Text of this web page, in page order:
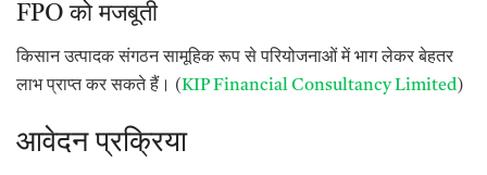
FPO को मजबूती
किसान उत्पादक संगठन सामूहिक रूप से परियोजनाओं में भाग लेकर बेहतर
लाभ प्राप्त कर सकते हैं। (KIP Financial Consultancy Limited)
आवेदन प्रक्रिया